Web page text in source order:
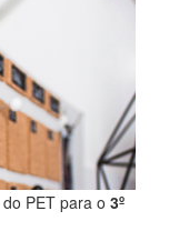
do PET para o 3º